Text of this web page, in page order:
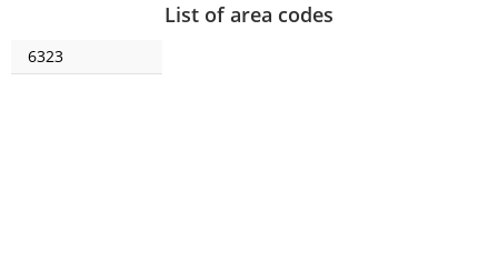
List of area codes
6323